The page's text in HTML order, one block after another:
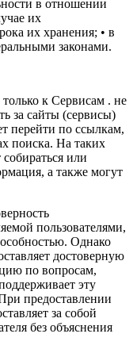
в отношении
их
их хранения; • в
законами.
к Сервисам . не
за сайты (сервисы)
перейти по ссылкам,
поиска. На таких
или
а также могут
пользователями,
Однако
достоверную
по вопросам,
эту
предоставлении
за собой
без объяснения